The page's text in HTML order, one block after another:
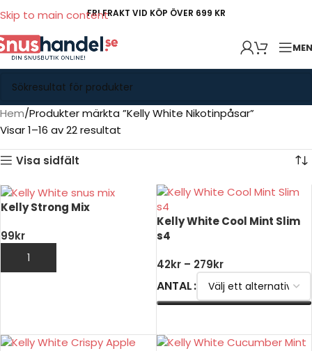
Skip to main contentFRI FRAKT VID KÖP ÖVER 699 KR
Hem Produkter märkta ”Kelly White Nikotinpåsar”
Visar 1–16 av 22 resultat
Visa sidfält
Kelly Strong Mix
99kr
LÄGG TILL I VARUKORG
Kelly White Cool Mint Slim
s4
42kr – 279kr
ANTAL